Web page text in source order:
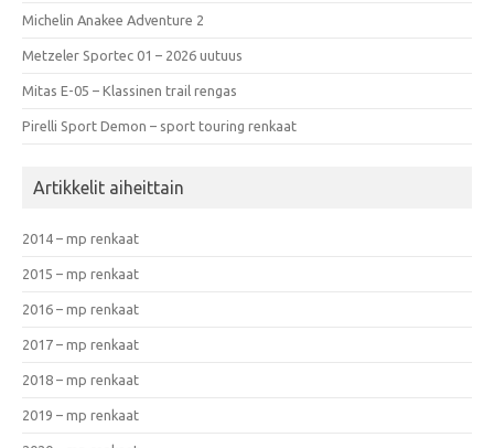
Michelin Anakee Adventure 2
Metzeler Sportec 01 – 2026 uutuus
Mitas E-05 – Klassinen trail rengas
Pirelli Sport Demon – sport touring renkaat
Artikkelit aiheittain
2014 – mp renkaat
2015 – mp renkaat
2016 – mp renkaat
2017 – mp renkaat
2018 – mp renkaat
2019 – mp renkaat